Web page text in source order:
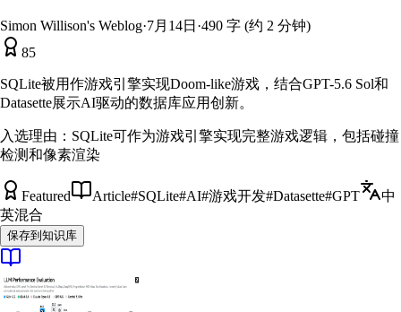
Simon Willison's Weblog·7月14日 ·490 字 (约 2 分钟)
85
SQLite被用作游戏引擎实现Doom-like游戏，结合GPT-5.6 Sol和
Datasette展示AI驱动的数据库应用创新。
入选理由： SQLite可作为游戏引擎实现完整游戏逻辑，包括碰撞
检测和像素渲染
Featured Article#SQLite#AI#游戏开发#Datasette#GPT
中
英混合
保存到知识库